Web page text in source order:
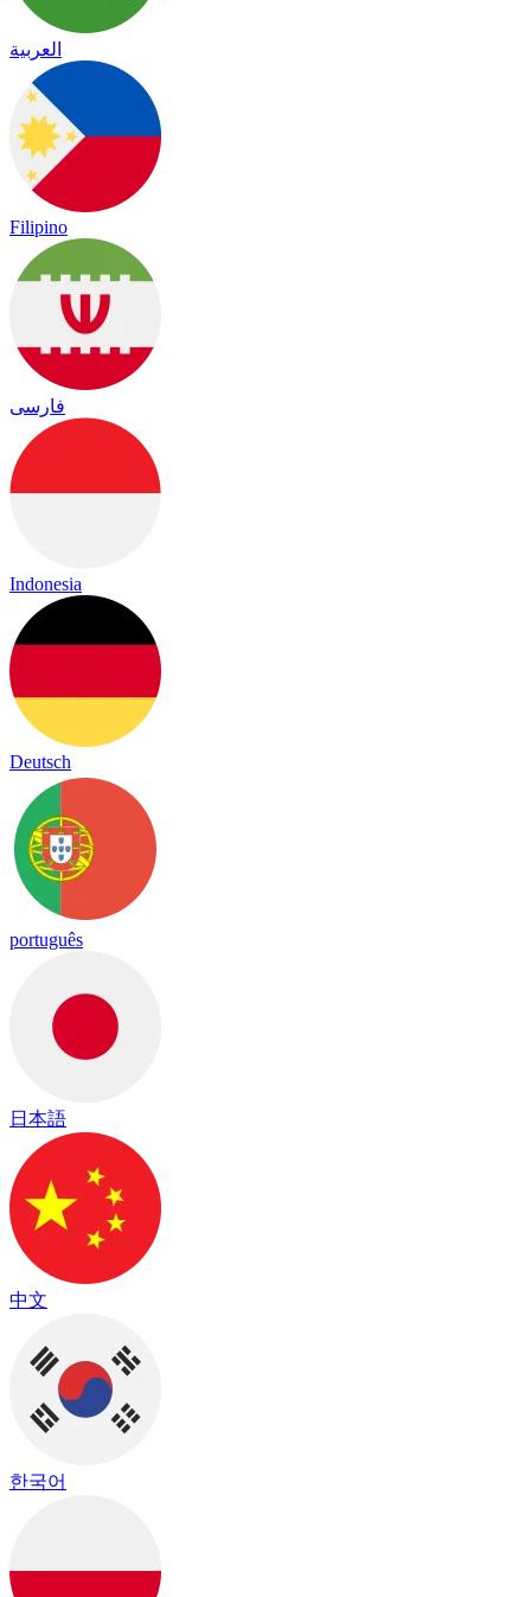
العربية
Filipino
فارسی
Indonesia
Deutsch
português
日本語
中文
한국어